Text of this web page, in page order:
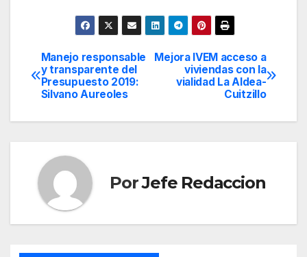
Navegación
de
entradas
Mejora IVEM acceso a
viviendas con la
vialidad La Aldea-
Cuitzillo
Manejo responsable
y transparente del
Presupuesto 2019:
Silvano Aureoles
PorJefe Redaccion